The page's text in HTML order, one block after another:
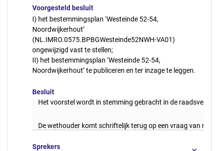
Voorgesteld besluit
I) het bestemmingsplan ‘Westeinde 52-54,
Noordwijkerhout’
(NL.IMRO.0575.BPBGWesteinde52NWH-VA01)
ongewijzigd vast te stellen;
II) het bestemmingsplan ‘Westeinde 52-54,
Noordwijkerhout’ te publiceren en ter inzage te leggen.
Besluit
Het voorstel wordt in stemming gebracht in de
De wethouder komt schriftelijk terug op een vraag van
Sprekers